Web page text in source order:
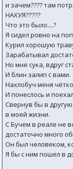
и зачем???? там
НАХУЯ?????
Что это было....?
Я сидел ровно на
Курил хорошую
Зарабатывал
Но мне сука, вдруг
И блин залип с вами.
Нахлобуч меня
И понеслось и
Свернув бы в
в моей жизни.
С Бучем в реале не
достаточно много
Он был человеком,
Я бы с ним пошел в